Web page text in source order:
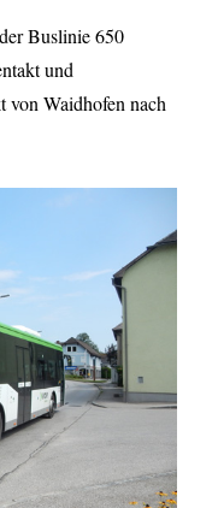
Buslinie 650
und
von Waidhofen nach